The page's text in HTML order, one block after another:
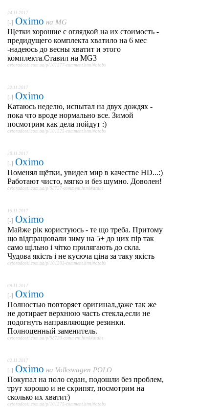
24.11.2017
[-] Oximo на MG
Щетки хорошие с оглядкой на их стоимость -
предидущего комплекта хватило на 6 мес
-надеюсь до весны хватит и этого
комплекта.Ставил на MG3
avtoradosti.com.ua/p/101577-comment.html#atabs
22.11.2017
[-] Oximo
Катаюсь неделю, испытал на двух дождях -
пока что вроде нормально все. Зимой
посмотрим как дела пойдут :)
avtoradosti.com.ua/p/101525-comment.html#atabs
20.11.2017
[-] Oximo
Поменял щётки, увидел мир в качестве HD...:)
Работают чисто, мягко и без шумно. Доволен!
avtoradosti.com.ua/p/98737-comment.html#atabs
15.11.2017
[-] Oximo
Майже рік користуюсь - те що треба. Притому
що відпрацювали зиму на 5+ до цих пір так
само щільно і чітко прилягають до скла.
Чудова якість і не кусюча ціна за таку якість
avtoradosti.com.ua/p/101503-comment.html#atabs
09.11.2017
[-] Oximo
Полностью повторяет оригинал,даже так же
не дотирает верхнюю часть стекла,если не
подогнуть направляющие резинки.
Полноценный заменитель.
avtoradosti.com.ua/p/98720-comment.html#atabs
02.11.2017
[-] Oximo на Volkswagen POLO
Покупал на поло седан, подошли без проблем,
трут хорошо и не скрипят, посмотрим на
сколько их хватит)
avtoradosti.com.ua/p/101575-comment.html#atabs